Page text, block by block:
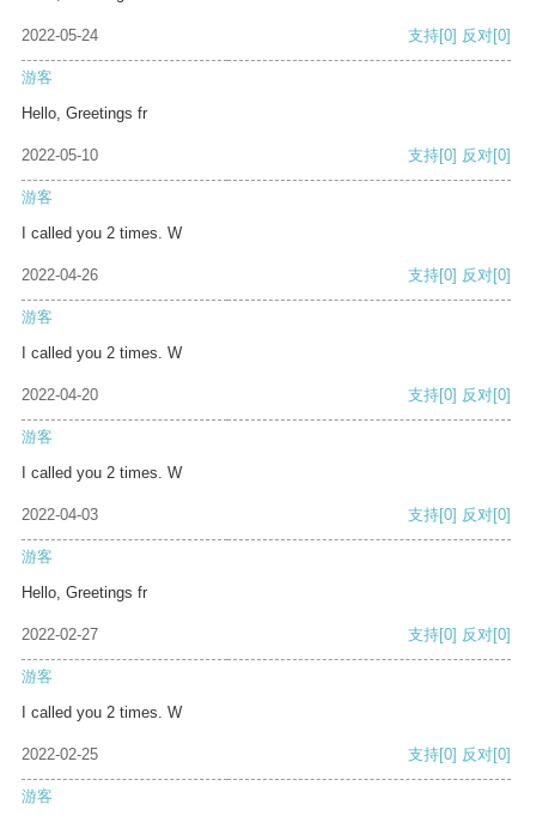
2022-05-24 支持[0] 反对[0]
游客
Hello, Greetings fr
2022-05-10 支持[0] 反对[0]
游客
I called you 2 times. W
2022-04-26 支持[0] 反对[0]
游客
I called you 2 times. W
2022-04-20 支持[0] 反对[0]
游客
I called you 2 times. W
2022-04-03 支持[0] 反对[0]
游客
Hello, Greetings fr
2022-02-27 支持[0] 反对[0]
游客
I called you 2 times. W
2022-02-25 支持[0] 反对[0]
游客